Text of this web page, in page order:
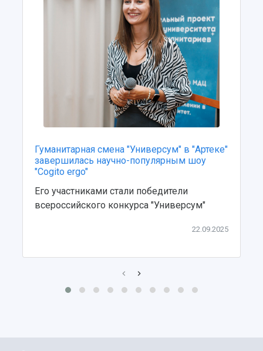
Центр истории авиационных двигателей
Умный дом бабочек
Международный межвузовский кампус
Сведения об образовательной организации
Официальные документы
Гуманитарная смена "Универсум" в "Артеке"
завершилась научно-популярным шоу
"Cogito ergo"
Его участниками стали победители
всероссийского конкурса "Универсум"
22.09.2025